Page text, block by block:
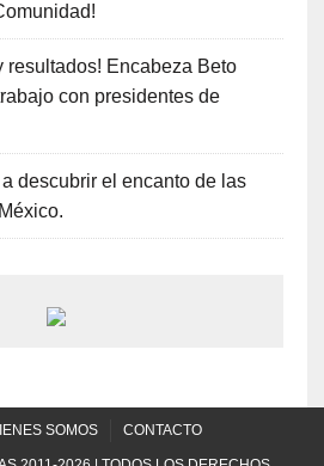
resultados! Encabeza Beto
con presidentes de
descubrir el encanto de las
SOMOS CONTACTO